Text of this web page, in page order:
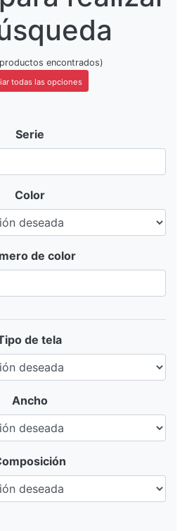
encontrados)
todas las opciones
Serie
Color
de color
de tela
Ancho